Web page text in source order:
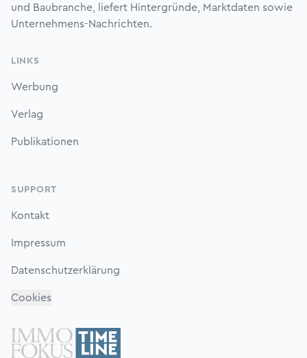
und Baubranche, liefert Hintergründe, Marktdaten sowie
Unternehmens-Nachrichten.
LINKS
Werbung
Verlag
Publikationen
SUPPORT
Kontakt
Impressum
Datenschutzerklärung
Cookies